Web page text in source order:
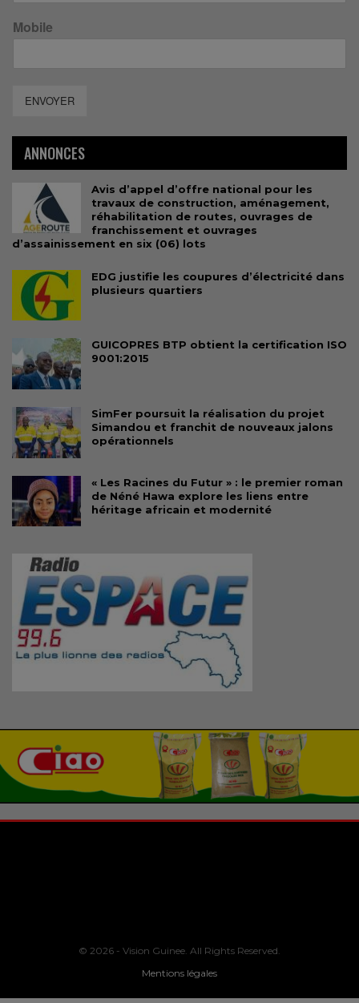
Mobile
ENVOYER
ANNONCES
Avis d’appel d’offre national pour les
travaux de construction, aménagement,
réhabilitation de routes, ouvrages de
franchissement et ouvrages
d’assainissement en six (06) lots
EDG justifie les coupures d’électricité dans
plusieurs quartiers
GUICOPRES BTP obtient la certification ISO
9001:2015
SimFer poursuit la réalisation du projet
Simandou et franchit de nouveaux jalons
opérationnels
« Les Racines du Futur » : le premier roman
de Néné Hawa explore les liens entre
héritage africain et modernité
© 2026 - Vision Guinee. All Rights Reserved.
Mentions légales